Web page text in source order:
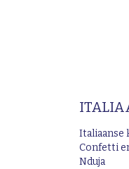
Italiaanse
Confetti
Nduja